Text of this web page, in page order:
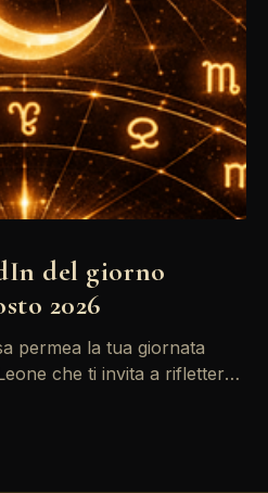
del giorno
2026
che ti invita a riflettere
generare interazioni